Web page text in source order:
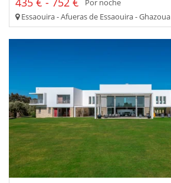
Por noche
Essaouira - Afueras de Essaouira - Ghazoua